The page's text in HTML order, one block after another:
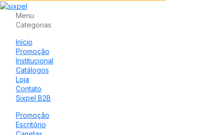
Menu
Categorias
Início
Promoção
Institucional
Catálogos
Loja
Contato
Sixpel B2B
Promoção
Escritório